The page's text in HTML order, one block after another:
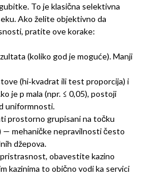
To je klasična selektivna
Ako želite objektivno da
pratite ove korake:
(koliko god je moguće). Manji
(hi‑kvadrat ili test proporcija) i
je p mala (npr. ≤ 0,05), postoji
uniformnosti.
prostorno grupisani na točku
— mehaničke nepravilnosti često
džepova.
obavestite kazino
kazinima to obično vodi ka servici